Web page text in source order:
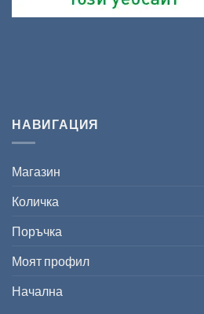
НАВИГАЦИЯ
Магазин
Количка
Поръчка
Моят профил
Начална